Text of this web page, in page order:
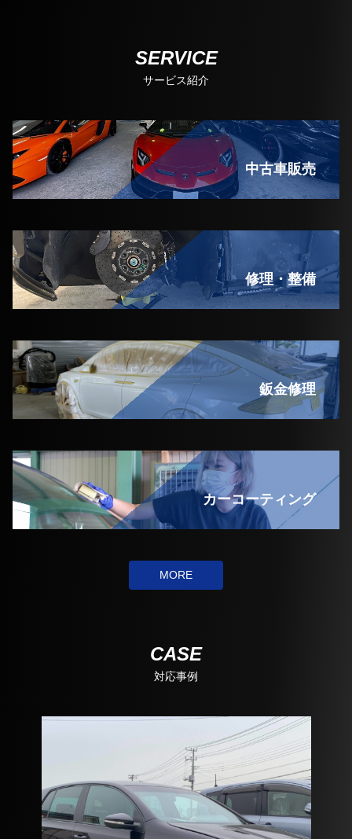
SERVICE
サービス紹介
中古車販売
修理・整備
鈑金修理
カーコーティング
MORE
CASE
対応事例